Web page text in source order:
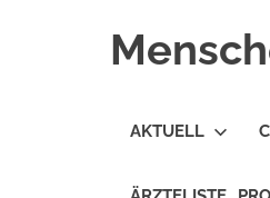
alleAKTUELL